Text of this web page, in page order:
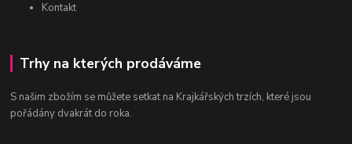
Kontakt
Trhy na kterých prodáváme
S našim zbožím se můžete setkat na Krajkářských trzích, které jsou
pořádány dvakrát do roka.